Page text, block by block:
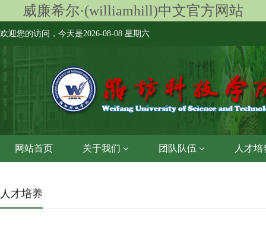
威廉希尔·(williamhill)中文官方网站
欢迎您的访问，今天是2026-08-08 星期六
网站首页 关于我们 团队队伍 人才培
人才培养